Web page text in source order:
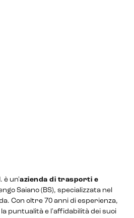
è un'azienda di trasporti e
Saiano (BS), specializzata nel
Con oltre 70 anni di esperienza,
puntualità e l'affidabilità dei suoi